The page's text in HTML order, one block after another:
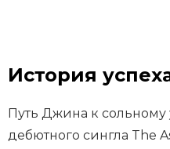
История
Путь Джина к сольному
дебютного сингла The